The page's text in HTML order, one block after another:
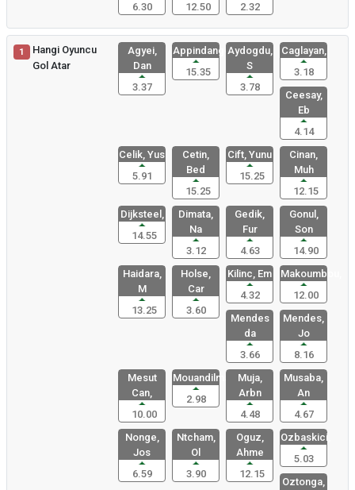
6.30
12.50
2.32
1
Hangi Oyuncu
Gol Atar
Agyei,
Dan
3.37
Appindango
15.35
Aydogdu,
S
3.78
Caglayan,
3.18
Ceesay,
Eb
4.14
Celik, Yus
5.91
Cetin,
Bed
15.25
Cift, Yunu
15.25
Cinan,
Muh
12.15
Dijksteel,
14.55
Dimata,
Na
3.12
Gedik,
Fur
4.63
Gonul,
Son
14.90
Haidara,
M
13.25
Holse,
Car
3.60
Kilinc, Em
4.32
Makoumbou,
12.00
Mendes
da
3.66
Mendes,
Jo
8.16
Mesut
Can,
10.00
Mouandilma
2.98
Muja,
Arbn
4.48
Musaba,
An
4.67
Nonge,
Jos
6.59
Ntcham,
Ol
3.90
Oguz,
Ahme
12.15
Ozbaskici,
5.03
Oztonga,